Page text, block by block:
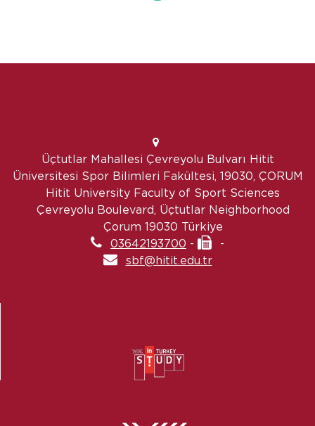
Üçtutlar Mahallesi Çevreyolu Bulvarı Hitit
Üniversitesi Spor Bilimleri Fakültesi, 19030, ÇORUM
Hitit University Faculty of Sport Sciences
Çevreyolu Boulevard, Üçtutlar Neighborhood
Çorum 19030 Türkiye
03642193700 -
-
sbf@hitit.edu.tr